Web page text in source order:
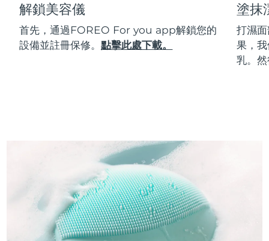
解鎖美容儀
首先，通過FOREO For you app解鎖您的
設備並註冊保修。點擊此處下載。
塗抹
打濕
果，
乳。